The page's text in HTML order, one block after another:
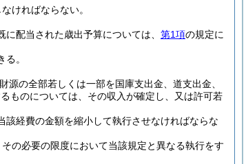
ければならない。
配当された歳出予算については、 第1項の規定に
。
源の全部若しくは一部を国庫支出金、道支出金、
ものについては、その収入が確定し、又は許可若
経費の金額を縮小して執行させなければならな
の必要の限度において当該規定と異なる執行をす